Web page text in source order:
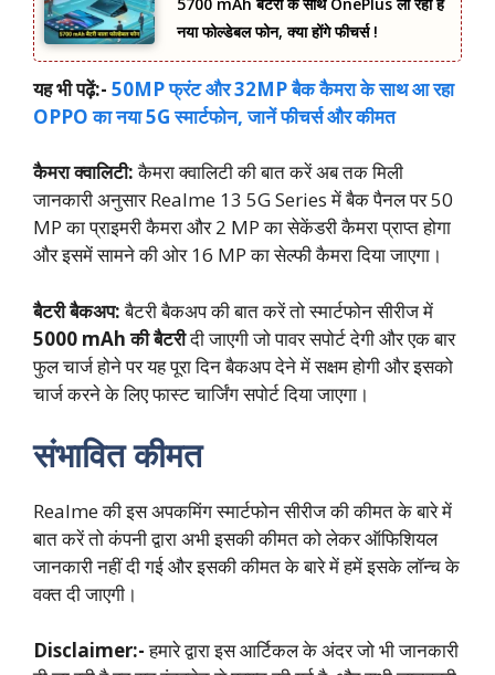
नया फोल्डेबल फोन, क्या होंगे फीचर्स !
यह भी पढ़ें:- 50MP फ्रंट और 32MP बैक कैमरा के साथ आ रहा
OPPO का नया 5G स्‍मार्टफोन, जानें फीचर्स और कीमत
कैमरा क्वालिटी:कैमरा क्वालिटी की बात करें अब तक मिली
जानकारी अनुसार Realme 13 5G Series में बैक पैनल पर 50
MP का प्राइमरी कैमरा और 2 MP का सेकेंडरी कैमरा प्राप्त होगा
और इसमें सामने की ओर 16 MP का सेल्फी कैमरा दिया जाएगा।
बैटरी बैकअप:बैटरी बैकअप की बात करें तो स्मार्टफोन सीरीज में
5000 mAh की बैटरीदी जाएगी जो पावर सपोर्ट देगी और एक बार
फुल चार्ज होने पर यह पूरा दिन बैकअप देने में सक्षम होगी और इसको
चार्ज करने के लिए फास्ट चार्जिंग सपोर्ट दिया जाएगा।
संभावित कीमत
Realme की इस अपकमिंग स्मार्टफोन सीरीज की कीमत के बारे में
बात करें तो कंपनी द्वारा अभी इसकी कीमत को लेकर ऑफिशियल
जानकारी नहीं दी गई और इसकी कीमत के बारे में हमें इसके लॉन्च के
वक्त दी जाएगी।
Disclaimer:-हमारे द्वारा इस आर्टिकल के अंदर जो भी जानकारी